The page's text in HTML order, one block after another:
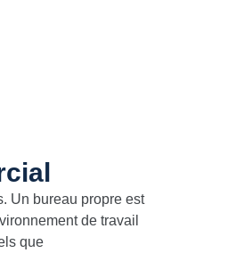
Un bureau propre est
de travail
que